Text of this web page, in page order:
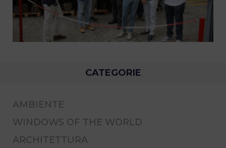
CATEGORIE
AMBIENTE
WINDOWS OF THE WORLD
ARCHITETTURA